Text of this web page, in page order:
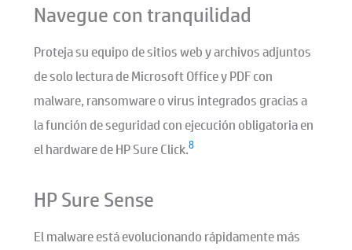
Navegue con tranquilidad
Proteja su equipo de sitios web y archivos adjuntos
de solo lectura de Microsoft Office y PDF con
malware, ransomware o virus integrados gracias a
la función de seguridad con ejecución obligatoria en
el hardware de HP Sure Click.8
HP Sure Sense
El malware está evolucionando rápidamente más